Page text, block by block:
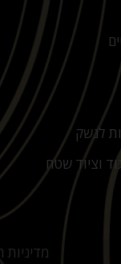
לנשק
וציוד שטח